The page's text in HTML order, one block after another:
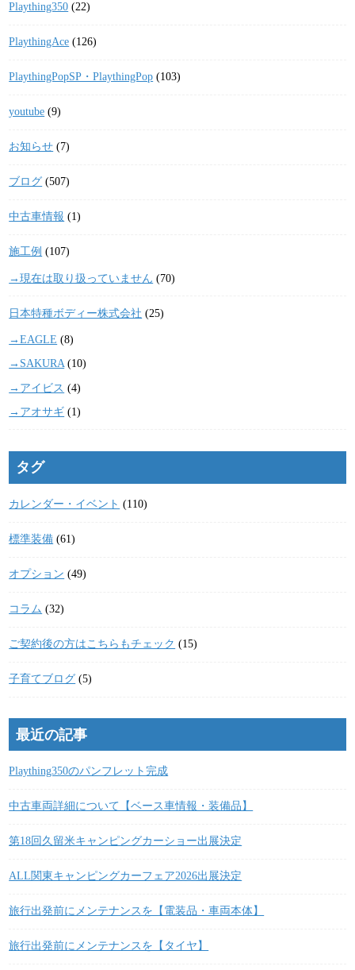
Plaything350 (22)
PlaythingAce (126)
PlaythingPopSP・PlaythingPop (103)
youtube (9)
お知らせ (7)
ブログ (507)
中古車情報 (1)
施工例 (107)
→現在は取り扱っていません (70)
日本特種ボディー株式会社 (25)
→EAGLE (8)
→SAKURA(10)
→アイビス (4)
→アオサギ (1)
タグ
カレンダー・イベント (110)
標準装備 (61)
オプション (49)
コラム (32)
ご契約後の方はこちらもチェック (15)
子育てブログ (5)
最近の記事
Plaything350のパンフレット完成
中古車両詳細について【ベース車情報・装備品】
第18回久留米キャンピングカーショー出展決定
ALL関東キャンピングカーフェア2026出展決定
旅行出発前にメンテナンスを【電装品・車両本体】
旅行出発前にメンテナンスを【タイヤ】